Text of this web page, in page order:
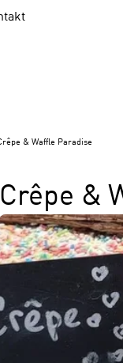
& Waffle Paradise
Crêpe &